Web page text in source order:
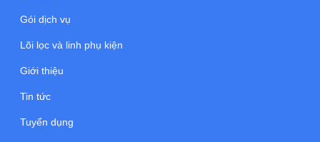
Gói dịch vụ
Lõi lọc và linh phụ kiện
Giới thiệu
Tin tức
Tuyển dụng